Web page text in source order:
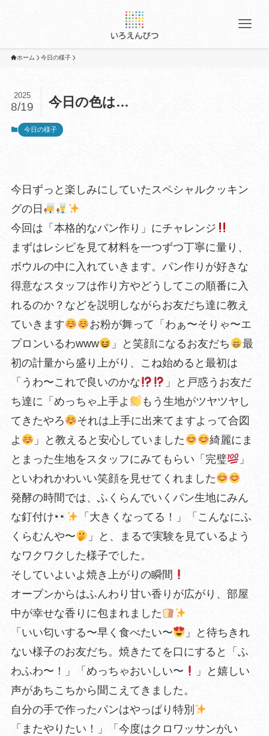
ホーム 今日の様子
今日の色は…
2025
8/19
今日の様子
今日ずっと楽しみにしていたスペシャルクッキン
グの日
今回は「本格的なパン作り」にチャレンジ
まずはレシピを見て材料を一つずつ丁寧に量り、
ボウルの中に入れていきます。パン作りが好きな
得意なスタッフは作り方やどうしてこの順番に入
れるのか？などを説明しながらお友だち達に教え
ていきます
お粉が舞って「わぁ〜そりゃ〜エ
プロンいるわwww
」と笑顔になるお友だち
最
初の計量から盛り上がり、こね始めると最初は
「うわ〜これで良いのかな
」と戸惑うお友だ
ち達に「めっちゃ上手よ
もう生地がツヤツヤし
てきたやろ
それは上手に出来てますよって合図
よ
」と教えると安心していました
綺麗にま
とまった生地をスタッフにみてもらい「完璧
」
といわれかわいい笑顔を見せてくれました
発酵の時間では、ふくらんでいくパン生地にみん
な釘付け
「大きくなってる！」「こんなにふ
くらむんや〜
」と、まるで実験を見ているよう
なワクワクした様子でした。
そしていよいよ焼き上がりの瞬間
オーブンからはふんわり甘い香りが広がり、部屋
中が幸せな香りに包まれました
「いい匂いする〜早く食べたい〜
」と待ちきれ
ない様子のお友だち。焼きたてを口にすると「ふ
わふわ〜！」「めっちゃおいしい〜
」と嬉しい
声があちこちから聞こえてきました。
自分の手で作ったパンはやっぱり特別
「またやりたい！」「今度はクロワッサンがい